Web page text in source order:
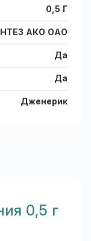
0,5 Г
АКО ОАО
Да
Да
Дженерик
0,5 г